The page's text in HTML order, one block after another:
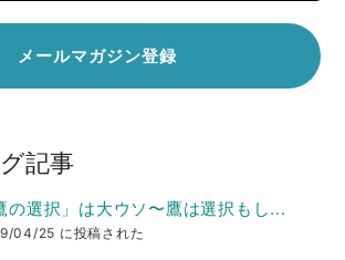
記事
の選択」は大ウソ〜鷹は選択もし...
04/25 に投稿された